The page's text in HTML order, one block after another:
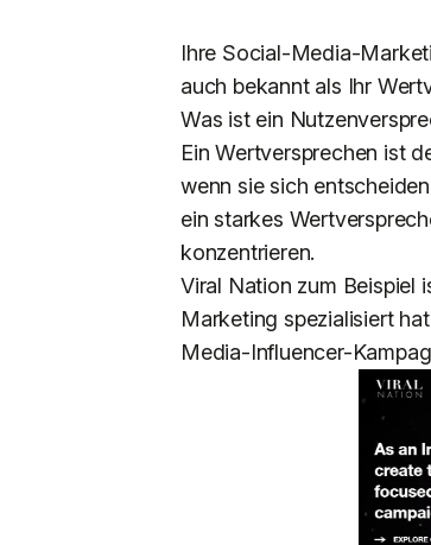
Ihre Social-Media-
auch bekannt als Ihr
Was ist ein
Ein Wertversprechen ist
wenn sie sich
ein starkes
konzentrieren.
Viral Nation zum Beispiel
Marketing spezialisiert
Media-Influencer-